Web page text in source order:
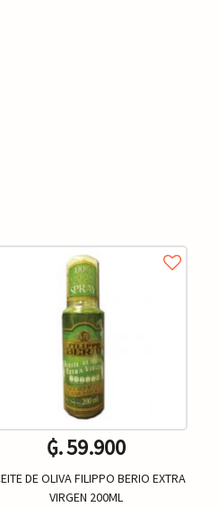
₲. 59.900
DE OLIVA FILIPPO BERIO EXTRA
VIRGEN 200ML